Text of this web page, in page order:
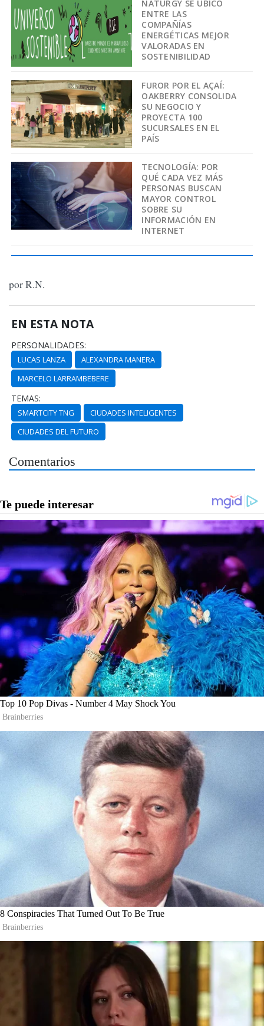
NATURGY SE UBICÓ
ENTRE LAS
COMPAÑÍAS
ENERGÉTICAS MEJOR
VALORADAS EN
SOSTENIBILIDAD
FUROR POR EL AÇAÍ:
OAKBERRY CONSOLIDA
SU NEGOCIO Y
PROYECTA 100
SUCURSALES EN EL
PAÍS
TECNOLOGÍA: POR
QUÉ CADA VEZ MÁS
PERSONAS BUSCAN
MAYOR CONTROL
SOBRE SU
INFORMACIÓN EN
INTERNET
por R.N.
EN ESTA NOTA
PERSONALIDADES:
LUCAS LANZA
ALEXANDRA MANERA
MARCELO LARRAMBEBERE
TEMAS:
SMARTCITY TNG
CIUDADES INTELIGENTES
CIUDADES DEL FUTURO
Comentarios